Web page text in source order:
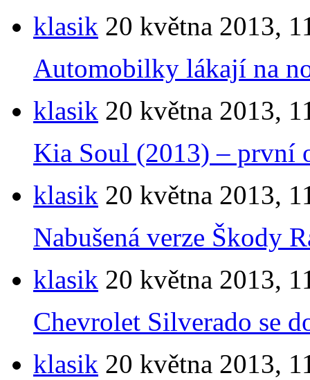
klasik 20 května 2013,
Automobilky lákají na
klasik 20 května 2013,
Kia Soul (2013) – první
klasik 20 května 2013,
Nabušená verze Škody
klasik 20 května 2013,
Chevrolet Silverado se
klasik 20 května 2013,